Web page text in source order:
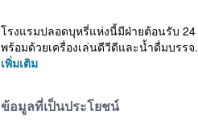
โรงแรมปลอดบุหรี่แห่งนี้มีฝ่ายต้อนรับ
พร้อมด้วยเครื่องเล่นดีวีดีและน้ำดื่มบรรจ
เพิ่มเติม
ข้อมูลที่เป็นประโยชน์